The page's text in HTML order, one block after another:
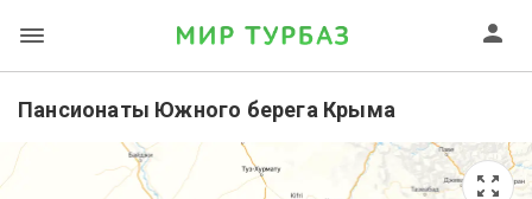
Пансионаты Южного берега Крыма